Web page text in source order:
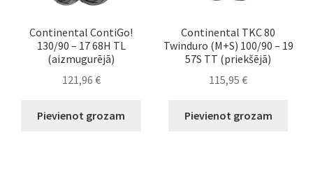
Continental ContiGo!
130/90 – 17 68H TL
(aizmugurējā)
121,96 €
Pievienot grozam
Continental TKC 80
Twinduro (M+S) 100/90 – 19
57S TT (priekšējā)
115,95€
Pievienot grozam